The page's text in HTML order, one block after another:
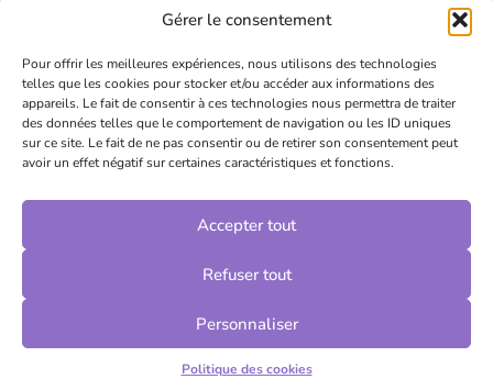
Gérer le consentement
Pour offrir les meilleures expériences, nous utilisons des technologies
telles que les cookies pour stocker et/ou accéder aux informations des
appareils. Le fait de consentir à ces technologies nous permettra de traiter
des données telles que le comportement de navigation ou les ID uniques
sur ce site. Le fait de ne pas consentir ou de retirer son consentement peut
avoir un effet négatif sur certaines caractéristiques et fonctions.
Accepter tout
Refuser tout
Personnaliser
Politique des cookies
Politique de confidentialité
Partenariats
Conditions Générales de Vente
Blog
Nos services
Rendu final